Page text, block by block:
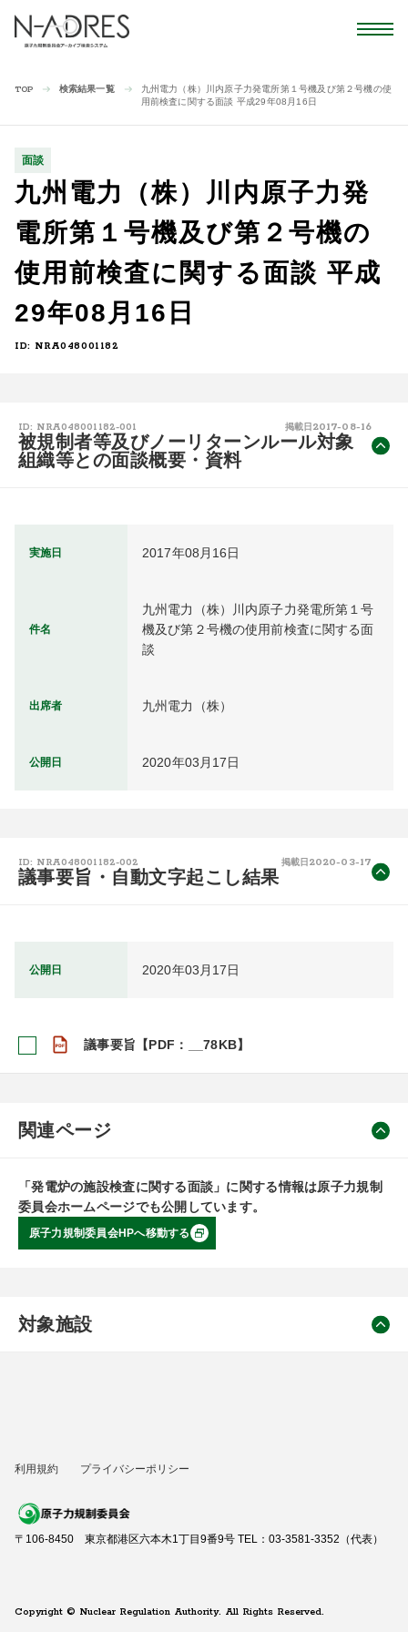
TOP 検索結果一覧
九州電力（株）川内原子力発電所第１号機及び第２号機の使
用前検査に関する面談 平成29年08月16日
面談
九州電力（株）川内原子力発
電所第１号機及び第２号機の
使用前検査に関する面談 平成
29年08月16日
ID: NRA048001182
ID: NRA048001182-001 掲載日 2017-08-16
被規制者等及びノーリターンルール対象
組織等との面談概要・資料
実施日 2017年08月16日
件名
九州電力（株）川内原子力発電所第１号
機及び第２号機の使用前検査に関する面
談
出席者 九州電力（株）
公開日 2020年03月17日
ID: NRA048001182-002 掲載日 2020-03-17
議事要旨・自動文字起こし結果
公開日 2020年03月17日
議事要旨【PDF：__78KB】
関連ページ
「発電炉の施設検査に関する面談」に関する情報は原子力規制
委員会ホームページでも公開しています。
原子力規制委員会HPへ移動する
対象施設
利用規約 プライバシーポリシー
〒106-8450 東京都港区六本木1丁目9番9号 TEL：03-3581-3352（代表）
Copyright © Nuclear Regulation Authority. All Rights Reserved.